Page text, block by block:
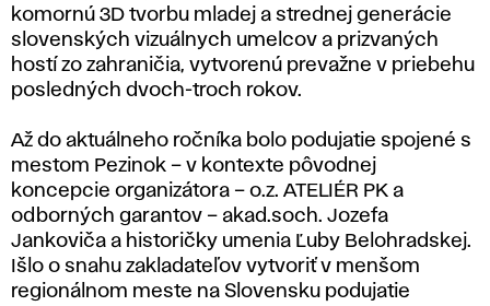
komornú 3D tvorbu mladej a strednej generácie
slovenských vizuálnych umelcov a prizvaných
hostí zo zahraničia, vytvorenú prevažne v priebehu
posledných dvoch-troch rokov.
Až do aktuálneho ročníka bolo podujatie spojené s
mestom Pezinok – v kontexte pôvodnej
koncepcie organizátora – o.z. ATELIÉR PK a
odborných garantov – akad.soch. Jozefa
Jankoviča a historičky umenia Ľuby Belohradskej.
Išlo o snahu zakladateľov vytvoriť v menšom
regionálnom meste na Slovensku podujatie